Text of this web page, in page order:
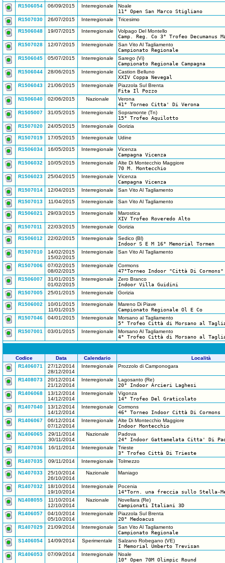
R1506054
06/09/2015 Interregionale
Noale
11° Open San Marco Stigliano
R1507030
26/07/2015 Interregionale Tricesimo
R1506048 19/07/2015 Interregionale
Volpago Del Montello
Camp. Reg. Co 3° Trofeo Decumanus
R1507028
12/07/2015 Interregionale
San Vito Al Tagliamento
Campionato Regionale
R1506045
05/07/2015 Interregionale
Sarego (Vi)
Campionato Regionale Campagna
R1506044
28/06/2015 Interregionale
Castion Belluno
XXIV Coppa Nevegal
R1506043
21/06/2015 Interregionale
Piazzola Sul Brenta
Fita Il Pozzo
N1506040
02/06/2015 Nazionale
Verona
41° Torneo Citta' Di Verona
R1505007
31/05/2015 Interregionale
Sopramonte (Tn)
15° Trofeo Aquilotto
R1507020
24/05/2015 Interregionale Gorizia
R1507019 17/05/2015 Interregionale Udine
R1506034 16/05/2015 Interregionale
Vicenza
Campagna Vicenza
R1506032
10/05/2015 Interregionale
Alte Di Montecchio Maggiore
70 M. Montecchio
R1506023
25/04/2015 Interregionale
Vicenza
Campagna Vicenza
R1507014
12/04/2015 Interregionale San Vito Al Tagliamento
R1507013 11/04/2015 Interregionale San Vito Al Tagliamento
R1506021 29/03/2015 Interregionale
Marostica
XIV Trofeo Roveredo Alto
R1507011
22/03/2015 Interregionale Gorizia
R1506012 22/02/2015 Interregionale
Sedico (Bl)
Indoor S E M 16° Memorial Tormen
R1507010
14/02/2015
15/02/2015
Interregionale San Vito Al Tagliamento
R1507006
07/02/2015
08/02/2015
Interregionale
Cormons
47°Torneo Indoor "Città Di Cormons"
R1506007
31/01/2015
01/02/2015
Interregionale
Zero Branco
Indoor Villa Guidini
R1507005
25/01/2015 Interregionale Gorizia
R1506002
10/01/2015
11/01/2015
Interregionale
Mareno Di Piave
Campionato Regionale Ol E Co
R1507046
04/01/2015 Interregionale
Morsano al Tagliamento
5° Trofeo Città di Morsano al
R1507001
03/01/2015 Interregionale
Morsano Al Tagliamento
4° Trofeo Città di Morsano al
Codice Data Calendario
Località
R1406071
27/12/2014
28/12/2014
Interregionale Prozzolo di Camponogara
R1408073
20/12/2014
21/12/2014
Interregionale
Lagosanto (Re)
20° Indoor Arcieri Laghesi
R1406068
13/12/2014
14/12/2014
Interregionale
Vigonza
14° Trofeo Del Graticolato
R1407040
13/12/2014
14/12/2014
Interregionale
Cormons
46° Torneo Indoor Città Di Cormons
R1406067
06/12/2014
07/12/2014
Interregionale
Alte Di Montecchio Maggiore
Indoor Montecchio
N1406065
29/11/2014
30/11/2014
Nazionale
Padova
24° Indoor Gattamelata Citta' Di
R1407036
16/11/2014 Interregionale
Trieste
3° Trofeo Città Di Trieste
R1407035
09/11/2014 Interregionale Tolmezzo
N1407033
25/10/2014
26/10/2014
Nazionale Maniago
R1407032
18/10/2014
19/10/2014
Interregionale
Pocenia
14°Torn. una freccia sullo Stella-
N1408055
11/10/2014
12/10/2014
Nazionale
Novellara (Re)
Campionati Italiani 3D
R1406057
04/10/2014
05/10/2014
Interregionale
Piazzola Sul Brenta
20° Medoacus
R1407029
21/09/2014 Interregionale
San Vito Al Tagliamento
Campionato Regionale
S1406054
14/09/2014 Sperimentale
Salzano Robegano (VE)
I Memorial Umberto Trevisan
R1406053
07/09/2014 Interregionale
Noale
10° Open 70M Olimpic Round